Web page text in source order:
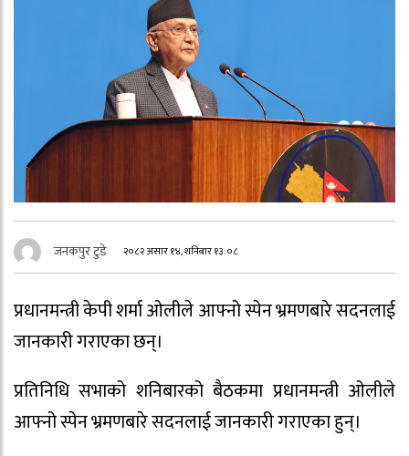
जनकपुर टुडे २०८२ असार १४, शनिबार १३:०८
प्रधानमन्त्री केपी शर्मा ओलीले आफ्नो स्पेन भ्रमणबारे सदनलाई
जानकारी गराएका छन्।
प्रतिनिधि सभाको शनिबारको बैठकमा प्रधानमन्त्री ओलीले
आफ्नो स्पेन भ्रमणबारे सदनलाई जानकारी गराएका हुन्।